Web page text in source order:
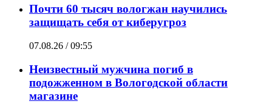
Почти 60 тысяч вологжан научились
защищать себя от киберугроз
07.08.26 / 09:55
Неизвестный мужчина погиб в
подожженном в Вологодской области
магазине